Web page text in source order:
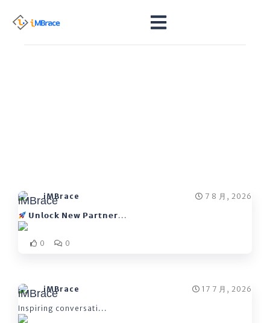
iMBrace 7 8 月, 2026
𝗨𝗻𝗹𝗼𝗰𝗸 𝗡𝗲𝘄 𝗣𝗮𝗿𝘁𝗻𝗲𝗿...
0 0
iMBrace 17 7 月, 2026
Inspiring conversati...